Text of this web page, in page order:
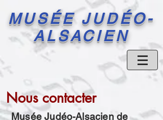
MUSÉE JUDÉO-
ALSACIEN
Nous contacter
Musée Judéo-Alsacien de